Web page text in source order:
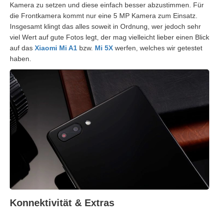
Kamera zu setzen und diese einfach besser abzustimmen. Für
die Frontkamera kommt nur eine 5 MP Kamera zum Einsatz.
Insgesamt klingt das alles soweit in Ordnung, wer jedoch sehr
viel Wert auf gute Fotos legt, der mag vielleicht lieber einen Blick
auf das Xiaomi Mi A1 bzw. Mi 5X werfen, welches wir getestet
haben.
Konnektivität & Extras